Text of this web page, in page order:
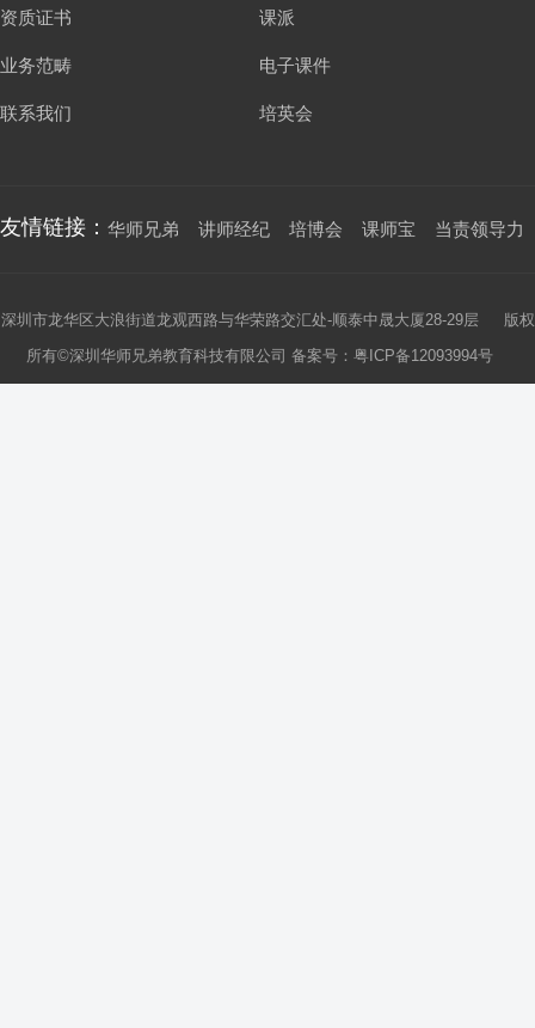
资质证书
业务范畴
联系我们
课派
电子课件
培英会
友情链接： 华师兄弟 讲师经纪 培博会 课师宝 当责领导力
深圳市龙华区大浪街道龙观西路与华荣路交汇处-顺泰中晟大厦28-29层 版权
所有©深圳华师兄弟教育科技有限公司 备案号： 粤ICP备12093994号